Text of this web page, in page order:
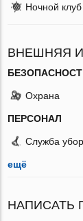
Ночной клуб
ВНЕШНЯЯ
Охрана
ПЕРСОНАЛ
Служба
ещё
НАПИСАТЬ